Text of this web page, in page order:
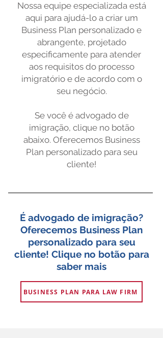
Nossa equipe especializada está
aqui para ajudá-lo a criar um
Business Plan personalizado e
abrangente, projetado
especificamente para atender
aos requisitos do processo
imigratório e de acordo com o
seu negócio.
Se você é advogado de
imigração, clique no botão
abaixo. Oferecemos Business
Plan personalizado para seu
cliente!
É advogado de imigração?
Oferecemos Business Plan
personalizado para seu
cliente! Clique no botão para
saber mais
BUSINESS PLAN PARA LAW FIRM